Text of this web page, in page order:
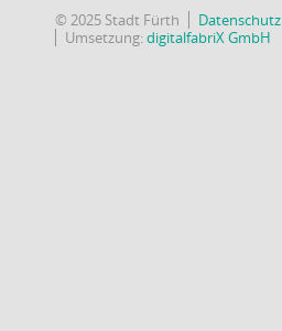
© 2025 Stadt Fürth Datenschutz
Umsetzung:digitalfabriX GmbH